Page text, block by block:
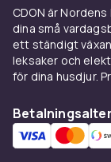
spädbarn
Ett stabilt
Placera
att det har
CDON är
dina små
ett ständigt
leksaker och
för dina husdjur.